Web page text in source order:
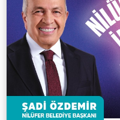
Nilüfer Belediyesi
düzenlediği basın
Başkanı Alpaslan
Mustafa Bozbey